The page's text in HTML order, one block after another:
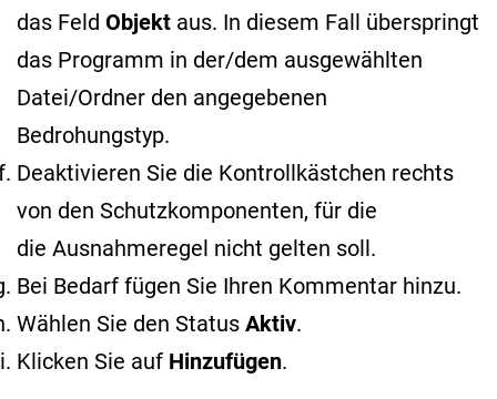
das Feld Objekt aus. In diesem Fall überspringt
das Programm in der/dem ausgewählten
Datei/Ordner den angegebenen
Bedrohungstyp.
Deaktivieren Sie die Kontrollkästchen rechts
von den Schutzkomponenten, für die
die Ausnahmeregel nicht gelten soll.
Bei Bedarf fügen Sie Ihren Kommentar hinzu.
Wählen Sie den Status Aktiv.
Klicken Sie auf Hinzufügen.